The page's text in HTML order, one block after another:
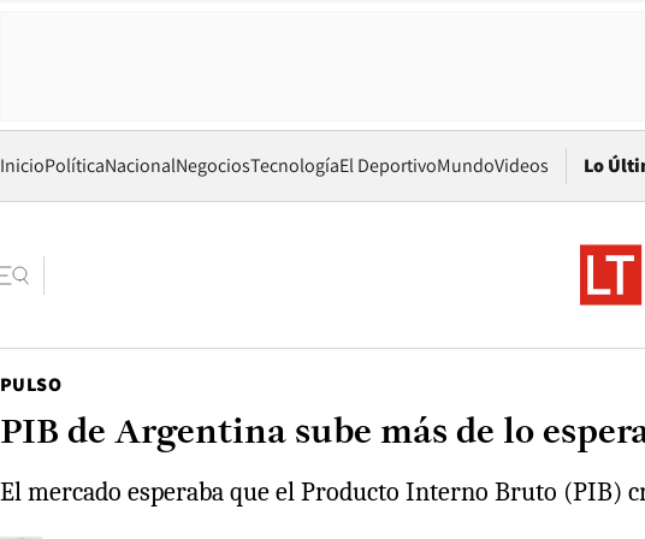
InicioPolíticaNacionalNegociosTecnologíaEl DeportivoMundoVideos Lo
PULSO
PIB de Argentina sube más de lo
El mercado esperaba que el Producto Interno Bruto (PIB)